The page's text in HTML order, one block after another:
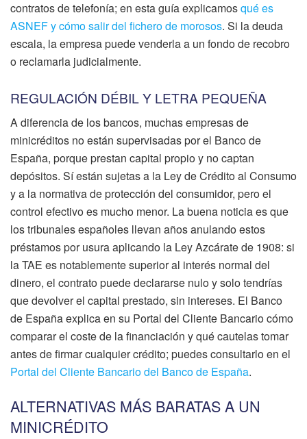
contratos de telefonía; en esta guía explicamosqué es
ASNEF y cómo salir del fichero de morosos. Si la deuda
escala, la empresa puede venderla a un fondo de recobro
o reclamarla judicialmente.
REGULACIÓN DÉBIL Y LETRA PEQUEÑA
A diferencia de los bancos, muchas empresas de
minicréditos no están supervisadas por el Banco de
España, porque prestan capital propio y no captan
depósitos. Sí están sujetas a la Ley de Crédito al Consumo
y a la normativa de protección del consumidor, pero el
control efectivo es mucho menor. La buena noticia es que
los tribunales españoles llevan años anulando estos
préstamos por usura aplicando la Ley Azcárate de 1908: si
la TAE es notablemente superior al interés normal del
dinero, el contrato puede declararse nulo y solo tendrías
que devolver el capital prestado, sin intereses. El Banco
de España explica en su Portal del Cliente Bancario cómo
comparar el coste de la financiación y qué cautelas tomar
antes de firmar cualquier crédito; puedes consultarlo en el
Portal del Cliente Bancario del Banco de España.
ALTERNATIVAS MÁS BARATAS A UN
MINICRÉDITO